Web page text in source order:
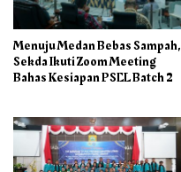
Menuju Medan Bebas Sampah,
Sekda Ikuti Zoom Meeting
Bahas Kesiapan PSEL Batch 2